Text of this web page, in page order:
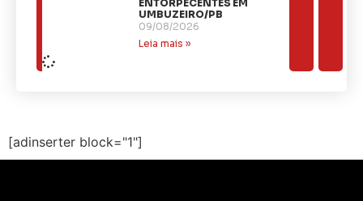
ENTORPECENTES EM
UMBUZEIRO/PB
09/08/2026
Leia mais »
[adinserter block="1"]